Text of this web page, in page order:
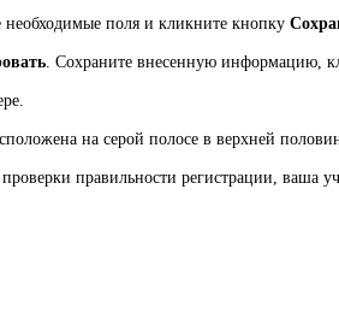
необходимые поля и кликните кнопку
. Сохраните внесенную информацию,
на серой полосе в верхней
правильности регистрации, ваша